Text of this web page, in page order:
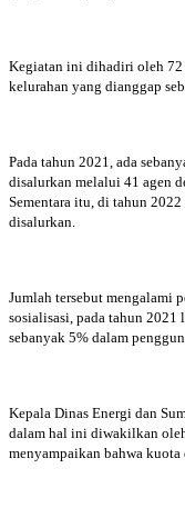
Kegiatan ini dihadiri oleh 72
kelurahan yang dianggap
Pada tahun 2021, ada
disalurkan melalui 41 agen
Sementara itu, di tahun
disalurkan.
Jumlah tersebut mengalami
sosialisasi, pada tahun 2021
sebanyak 5% dalam
Kepala Dinas Energi dan
dalam hal ini diwakilkan
menyampaikan bahwa kuota